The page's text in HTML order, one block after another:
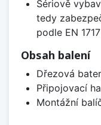
Sériově
tedy
podle EN 1717
Obsah balení
Dřezová
Připojovací
Montážní